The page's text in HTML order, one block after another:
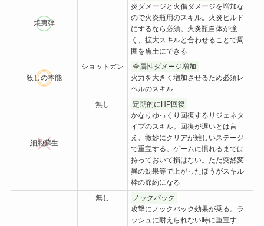
焼夷弾
炎ダメージと火傷ダメージを増加な
ので火炎瓶用のスキル。火炎ビルド
にするなら必須。火炎瓶自体が強
く、拡大スキルと合わせることで周
囲を焦土にできる
殺しの本能
ショットガン
全属性ダメージ増加
火力を大きく増加させるため必須レ
ベルのスキル
細胞蘇生
無し
定期的にHP回復
かなりゆっくり回復するリジェネタ
イプのスキル。回復が遅いとは言
え、微妙にクリアが難しいステージ
で重宝する。ゲームに慣れるまでは
持っておいて損はない。ただ突然変
異の効果等で上がったほうがスキル
枠の節約になる
無し
ノックバック
攻撃にノックバック効果が乗る。ラ
ッシュに耐えられない時に重宝す